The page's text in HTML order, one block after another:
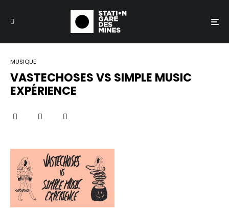
MUSIQUE
VASTECHOSES VS SIMPLE MUSIC
EXPÉRIENCE